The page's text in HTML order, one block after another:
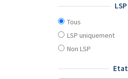
LSP
Tous
LSP uniquement
Non LSP
Etat